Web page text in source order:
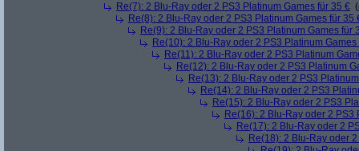
Re(7): 2 Blu-Ray oder 2 PS3 Platinum Games für 35 € (
Re(8): 2 Blu-Ray oder 2 PS3 Platinum Games für 35
Re(9): 2 Blu-Ray oder 2 PS3 Platinum Games für
Re(10): 2 Blu-Ray oder 2 PS3 Platinum Games
Re(11): 2 Blu-Ray oder 2 PS3 Platinum
Re(12): 2 Blu-Ray oder 2 PS3 Platinum
Re(13): 2 Blu-Ray oder 2 PS3
Re(14): 2 Blu-Ray oder 2 PS3
Re(15): 2 Blu-Ray oder 2 PS3
Re(16): 2 Blu-Ray oder 2 PS3
Re(17): 2 Blu-Ray oder 2
Re(18): 2 Blu-Ray oder